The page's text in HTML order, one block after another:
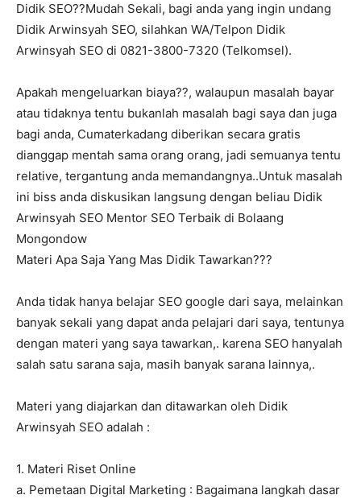
Didik SEO??Mudah Sekali, bagi anda yang ingin undang
Didik Arwinsyah SEO, silahkan WA/Telpon Didik
Arwinsyah SEO di 0821-3800-7320 (Telkomsel).
Apakah mengeluarkan biaya??, walaupun masalah bayar
atau tidaknya tentu bukanlah masalah bagi saya dan juga
bagi anda, Cumaterkadang diberikan secara gratis
dianggap mentah sama orang orang, jadi semuanya tentu
relative, tergantung anda memandangnya..Untuk masalah
ini biss anda diskusikan langsung dengan beliau Didik
Arwinsyah SEO Mentor SEO Terbaik di Bolaang
Mongondow
Materi Apa Saja Yang Mas Didik Tawarkan???
Anda tidak hanya belajar SEO google dari saya, melainkan
banyak sekali yang dapat anda pelajari dari saya, tentunya
dengan materi yang saya tawarkan,. karena SEO hanyalah
salah satu sarana saja, masih banyak sarana lainnya,.
Materi yang diajarkan dan ditawarkan oleh Didik
Arwinsyah SEO adalah :
1. Materi Riset Online
a. Pemetaan Digital Marketing : Bagaimana langkah dasar